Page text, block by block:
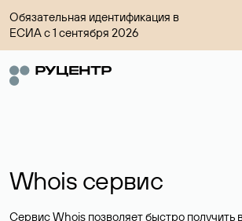
Обязательная идентификация в
ЕСИА с 1 сентября 2026
Whois сервис
Сервис Whois позволяет быстро